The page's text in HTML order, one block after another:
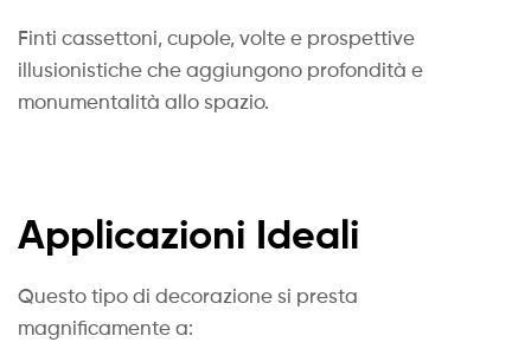
Finti cassettoni, cupole, volte e prospettive
illusionistiche che aggiungono profondità e
monumentalità allo spazio.
Applicazioni Ideali
Questo tipo di decorazione si presta
magnificamente a: